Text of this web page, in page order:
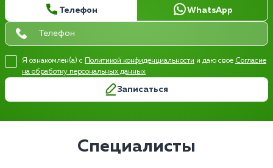
Телефон WhatsApp
Я ознакомлен(а) с Политикой конфиденциальности и даю свое Согласие
на обработку персональных данных
Записаться
Специалисты